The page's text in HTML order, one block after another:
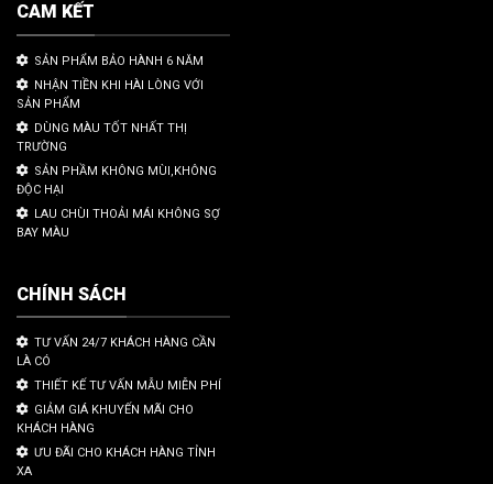
CAM KẾT
SẢN PHẨM BẢO HÀNH 6 NĂM
NHẬN TIỀN KHI HÀI LÒNG VỚI
SẢN PHẨM
DÙNG MÀU TỐT NHẤT THỊ
TRƯỜNG
SẢN PHẦM KHÔNG MÙI,KHÔNG
ĐỘC HẠI
LAU CHÙI THOẢI MÁI KHÔNG SỢ
BAY MÀU
CHÍNH SÁCH
TƯ VẤN 24/7 KHÁCH HÀNG CẦN
LÀ CÓ
THIẾT KẾ TƯ VẤN MẪU MIỄN PHÍ
GIẢM GIÁ KHUYẾN MÃI CHO
KHÁCH HÀNG
ƯU ĐÃI CHO KHÁCH HÀNG TỈNH
XA